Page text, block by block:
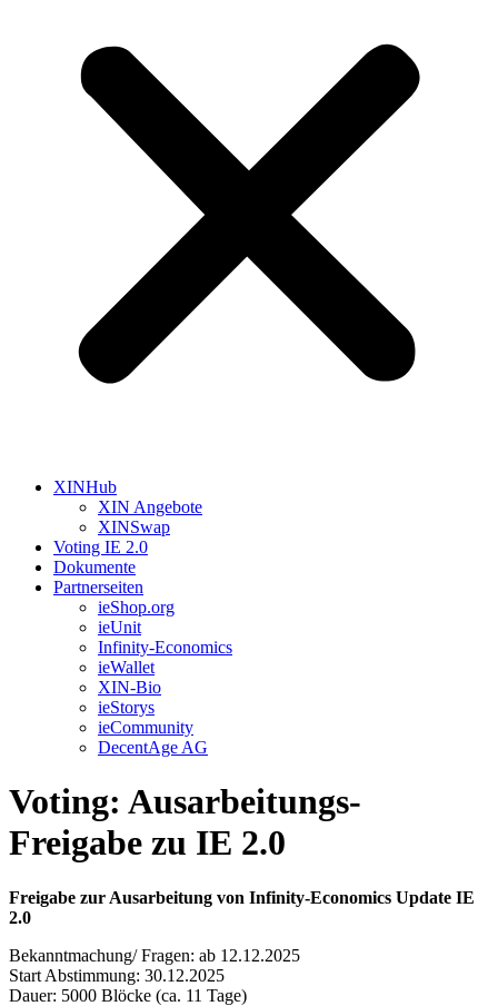
XINHub
XIN Angebote
XINSwap
Voting IE 2.0
Dokumente
Partnerseiten
ieShop.org
ieUnit
Infinity-Economics
ieWallet
XIN-Bio
ieStorys
ieCommunity
DecentAge AG
Voting: Ausarbeitungs-
Freigabe zu IE 2.0
Freigabe zur Ausarbeitung von Infinity-Economics Update IE
2.0
Bekanntmachung/ Fragen: ab 12.12.2025
Start Abstimmung: 30.12.2025
Dauer: 5000 Blöcke (ca. 11 Tage)